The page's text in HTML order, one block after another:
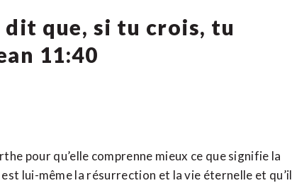
dit que, si tu crois, tu
11:40
pour qu’elle comprenne mieux ce que signifie la
lui-même la résurrection et la vie éternelle et qu’il